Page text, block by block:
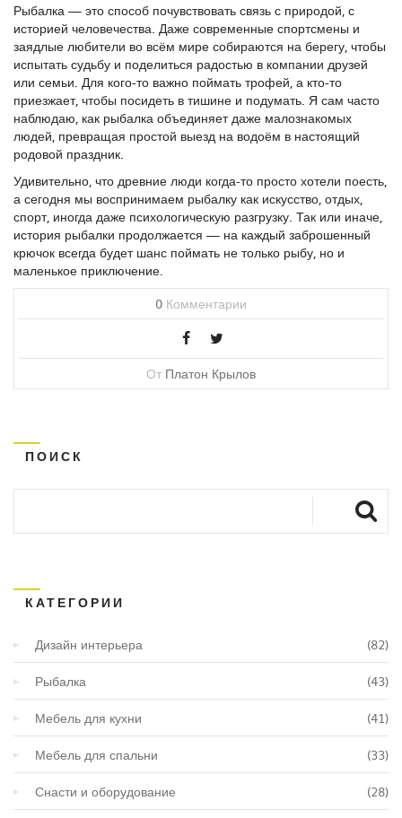
Рыбалка — это способ почувствовать связь с природой, с
историей человечества. Даже современные спортсмены и
заядлые любители во всём мире собираются на берегу, чтобы
испытать судьбу и поделиться радостью в компании друзей
или семьи. Для кого-то важно поймать трофей, а кто-то
приезжает, чтобы посидеть в тишине и подумать. Я сам часто
наблюдаю, как рыбалка объединяет даже малознакомых
людей, превращая простой выезд на водоём в настоящий
родовой праздник.
Удивительно, что древние люди когда-то просто хотели поесть,
а сегодня мы воспринимаем рыбалку как искусство, отдых,
спорт, иногда даже психологическую разгрузку. Так или иначе,
история рыбалки продолжается — на каждый заброшенный
крючок всегда будет шанс поймать не только рыбу, но и
маленькое приключение.
0 Комментарии
От Платон Крылов
ПОИСК
КАТЕГОРИИ
Дизайн интерьера (82)
Рыбалка (43)
Мебель для кухни (41)
Мебель для спальни (33)
Снасти и оборудование (28)